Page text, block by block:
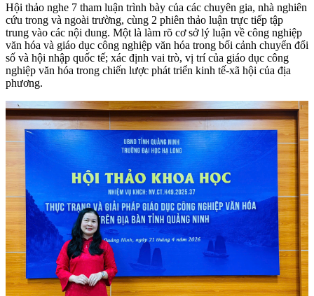
Hội thảo nghe 7 tham luận trình bày của các chuyên gia, nhà nghiên
cứu trong và ngoài trường, cùng 2 phiên thảo luận trực tiếp tập
trung vào các nội dung. Một là làm rõ cơ sở lý luận về công nghiệp
văn hóa và giáo dục công nghiệp văn hóa trong bối cảnh chuyển đổi
số và hội nhập quốc tế; xác định vai trò, vị trí của giáo dục công
nghiệp văn hóa trong chiến lược phát triển kinh tế-xã hội của địa
phương.